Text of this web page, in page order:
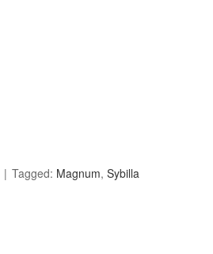
Tagged: Magnum,Sybilla